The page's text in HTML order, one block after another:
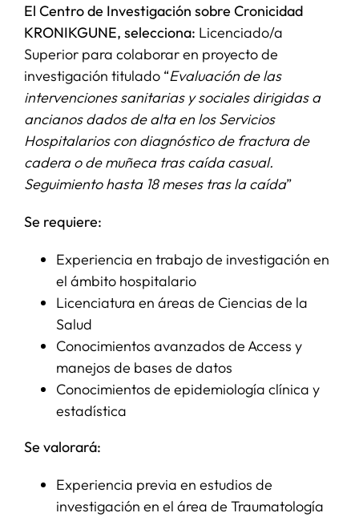
PROYECTOS/COLABORACIONES
SERVICIOS
APOYO I+D+I
NOTICIAS
El Centro de Investigación sobre Cronicidad
KRONIKGUNE, selecciona: Licenciado/a
Superior para colaborar en proyecto de
investigación titulado “Evaluación de las
intervenciones sanitarias y sociales dirigidas a
ancianos dados de alta en los Servicios
Hospitalarios con diagnóstico de fractura de
cadera o de muñeca tras caída casual.
Seguimiento hasta 18 meses tras la caída”
Se requiere:
Experiencia en trabajo de investigación en
el ámbito hospitalario
Licenciatura en áreas de Ciencias de la
Salud
Conocimientos avanzados de Access y
manejos de bases de datos
Conocimientos de epidemiología clínica y
estadística
Se valorará:
Experiencia previa en estudios de
investigación en el área de Traumatología